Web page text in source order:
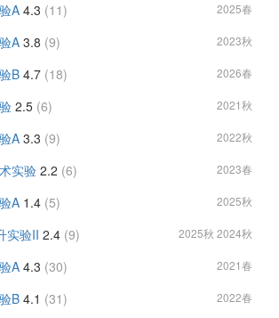
A 4.3 (11) 2025春
A 3.8 (9) 2023秋
B 4.7 (18) 2026春
2.5 (6) 2021秋
A 3.3 (9) 2022秋
实验 2.2 (6) 2023春
A 1.4 (5) 2025秋
实验II 2.4 (9) 2025秋 2024秋
A 4.3 (30) 2021春
B 4.1 (31) 2022春